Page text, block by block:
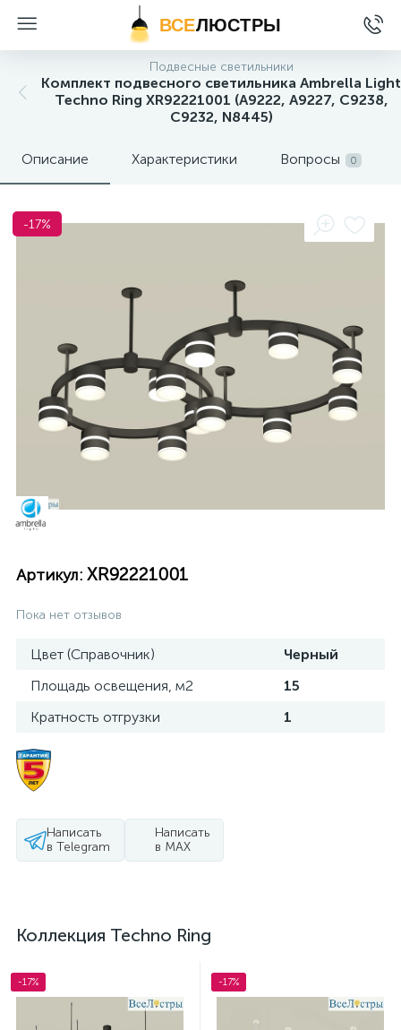
ВСЕЛЮСТРЫ
Подвесные светильники
Комплект подвесного светильника Ambrella Light
Techno Ring XR92221001 (A9222, A9227, C9238,
C9232, N8445)
Описание Характеристики Вопросы 0
-17%
Артикул: XR92221001
Пока нет отзывов
Цвет (Справочник)
Черный
Площадь освещения, м2
15
Кратность отгрузки
1
Написать
в Telegram
Написать
в MAX
Коллекция Techno Ring
-17% -17%